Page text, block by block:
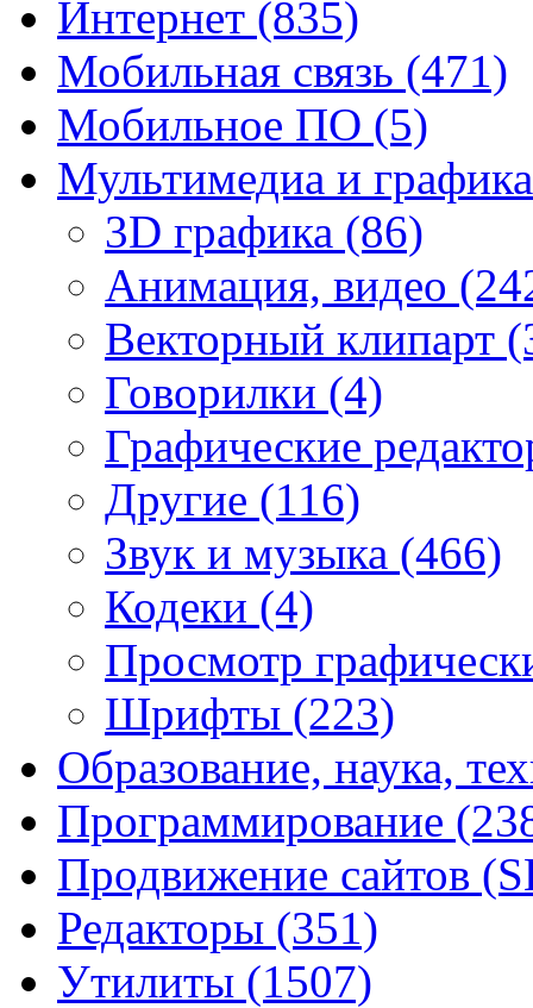
Интернет (835)
Мобильная связь (471)
Мобильное ПО (5)
Мультимедиа и
3D графика (86)
Анимация, видео
Векторный клипарт
Говорилки (4)
Графические
Другие (116)
Звук и музыка (466)
Кодеки (4)
Просмотр
Шрифты (223)
Образование, наука,
Программирование
Продвижение сайтов
Редакторы (351)
Утилиты (1507)